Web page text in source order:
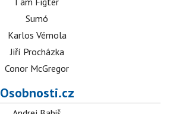
Sumó
Karlos Vémola
Jiří Procházka
Conor McGregor
Osobnosti.cz